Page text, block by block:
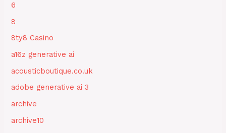
6
8
8ty8 Casino
a16z generative ai
acousticboutique.co.uk
adobe generative ai 3
archive
archive10